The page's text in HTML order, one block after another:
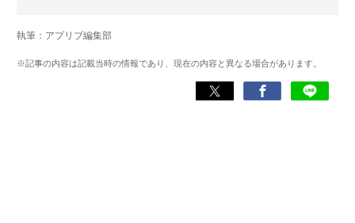
ゲームだけでも1,000本以上。ゲーム開発者を目指した経験
くして面白さを引き出し、人々に伝えるためゲームライタ
執筆：アプリブ編集部
※記事の内容は記載当時の情報であり、現在の内容と異なる場合があります。